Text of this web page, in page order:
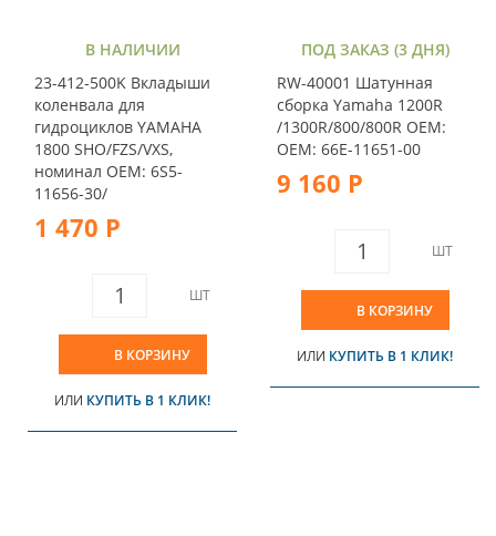
В НАЛИЧИИ
23-412-500K Вкладыши
коленвала для
гидроциклов YAMAHA
1800 SHO/FZS/VXS,
номинал OEM: 6S5-
11656-30/
1 470 Р
ШТ
В КОРЗИНУ
ИЛИ КУПИТЬ В 1 КЛИК!
ПОД ЗАКАЗ (3 ДНЯ)
RW-40001 Шатунная
сборка Yamaha 1200R
/1300R/800/800R OEM:
OEM: 66E-11651-00
9 160 Р
ШТ
В КОРЗИНУ
ИЛИ КУПИТЬ В 1 КЛИК!